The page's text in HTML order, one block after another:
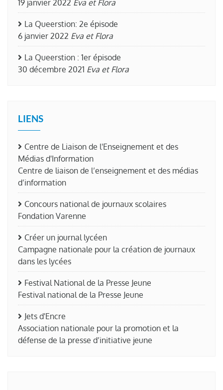
19 janvier 2022 Eva et Flora
La Queerstion: 2e épisode
6 janvier 2022 Eva et Flora
La Queerstion : 1er épisode
30 décembre 2021 Eva et Flora
LIENS
Centre de Liaison de l'Enseignement et des
Médias d'Information
Centre de liaison de l’enseignement et des médias
d’information
Concours national de journaux scolaires
Fondation Varenne
Créer un journal lycéen
Campagne nationale pour la création de journaux
dans les lycées
Festival National de la Presse Jeune
Festival national de la Presse Jeune
Jets d'Encre
Association nationale pour la promotion et la
défense de la presse d’initiative jeune